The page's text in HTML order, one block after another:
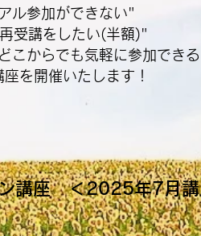
ル参加ができない"
受講をしたい(半額)"
こからでも気軽に参加できる
を開催いたします！
ン講座 ＜2025年7月講